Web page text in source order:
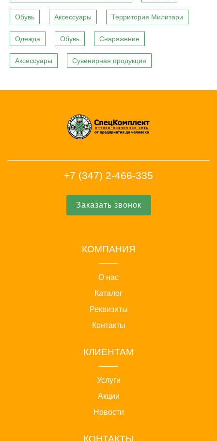
Обувь Аксессуары Территория Милитари
Одежда Обувь Снаряжение
Аксессуары Сувенирная продукция
+7 (347) 2-466-335
Заказать звонок
КОМПАНИЯ
О нас
Каталог
Реквизиты
Контакты
КЛИЕНТАМ
Услуги
Акции
Новости
КОНТАКТЫ